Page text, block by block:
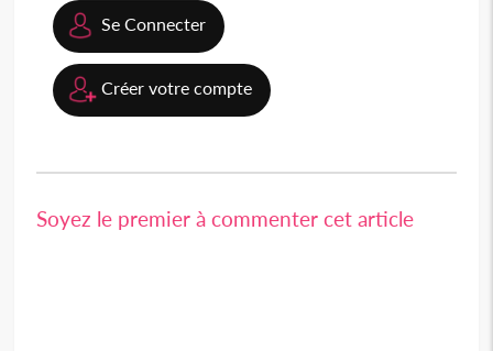
Se Connecter
Créer votre compte
Soyez le premier à commenter cet article